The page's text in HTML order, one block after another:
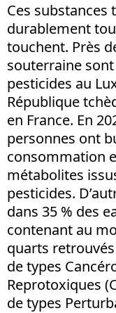
Ces
durablement
touchent. Près
souterraine
pesticides au
République
en France. En
personnes ont
consommation
métabolites
pesticides.
dans 35 % des
contenant au
quarts
de types
Reprotoxiques
de types